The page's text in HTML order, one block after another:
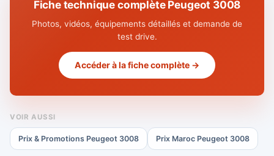
Fiche technique complète Peugeot 3008
Photos, vidéos, équipements détaillés et demande de
test drive.
Accéder à la fiche complète →
VOIR AUSSI
Prix & Promotions Peugeot 3008 Prix Maroc Peugeot 3008